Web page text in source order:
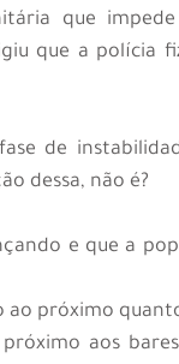
que
que a polícia
de
dessa, não é?
e que a
ao próximo
aos